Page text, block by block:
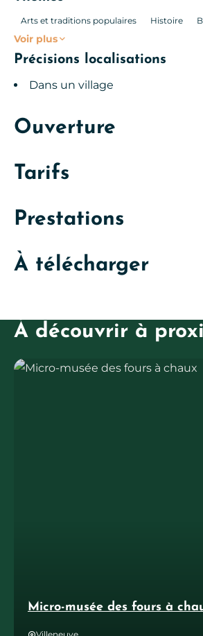
Arts et traditions populaires Histoire
Voir plus
Précisions localisations
Dans un village
Ouverture
Tarifs
Prestations
À télécharger
À découvrir à
Micro-musée des fours à
Micro-musée des fours à chaux